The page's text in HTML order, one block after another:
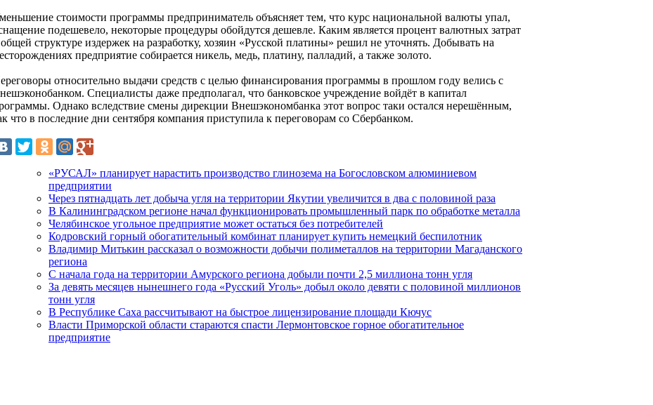
стоимости программы предприниматель объясняет тем, что курс национальной валюты упал,
подешевело, некоторые процедуры обойдутся дешевле. Каким является процент валютных затрат
структуре издержек на разработку, хозяин «Русской платины» решил не уточнять. Добывать на
предприятие собирается никель, медь, платину, палладий, а также золото.
относительно выдачи средств с целью финансирования программы в прошлом году велись с
Специалисты даже предполагал, что банковское учреждение войдёт в капитал
Однако вследствие смены дирекции Внешэкономбанка этот вопрос таки остался нерешённым,
что в последние дни сентября компания приступила к переговорам со Сбербанком.
«РУСАЛ» планирует нарастить производство глинозема на Богословском алюминиевом
предприятии
Через пятнадцать лет добыча угля на территории Якутии увеличится в два с половиной раза
В Калининградском регионе начал функционировать промышленный парк по обработке металла
Челябинское угольное предприятие может остаться без потребителей
Кодровский горный обогатительный комбинат планирует купить немецкий беспилотник
Владимир Митькин рассказал о возможности добычи полиметаллов на территории Магаданского
региона
С начала года на территории Амурского региона добыли почти 2,5 миллиона тонн угля
За девять месяцев нынешнего года «Русский Уголь» добыл около девяти с половиной миллионов
тонн угля
В Республике Саха рассчитывают на быстрое лицензирование площади Кючус
Власти Приморской области стараются спасти Лермонтовское горное обогатительное
предприятие